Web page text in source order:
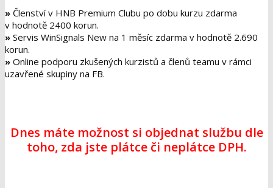
» Členství v HNB Premium Clubu po dobu kurzu zdarma
v hodnotě 2400 korun.
» Servis WinSignals New na 1 měsíc zdarma v hodnotě 2.690
korun.
» Online podporu zkušených kurzistů a členů teamu v rámci
uzavřené skupiny na FB.
Dnes máte možnost si objednat službu dle
toho, zda jste plátce či neplátce DPH.